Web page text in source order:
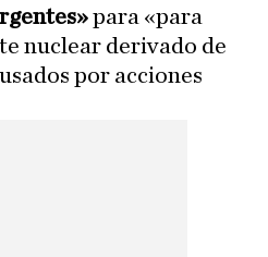
para «para
nuclear derivado de
por acciones